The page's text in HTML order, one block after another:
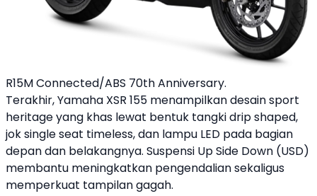
R15M Connected/ABS 70th Anniversary.
Terakhir,Yamaha XSR 155 menampilkan desain sport
heritage yang khas lewat bentuk tangki drip shaped,
jok single seat timeless, dan lampu LED pada bagian
depan dan belakangnya. Suspensi Up Side Down (USD)
membantu meningkatkan pengendalian sekaligus
memperkuat tampilan gagah.